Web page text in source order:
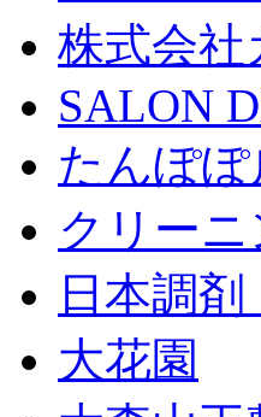
株式会社
SALON
たんぽ
クリー
日本調
大花園